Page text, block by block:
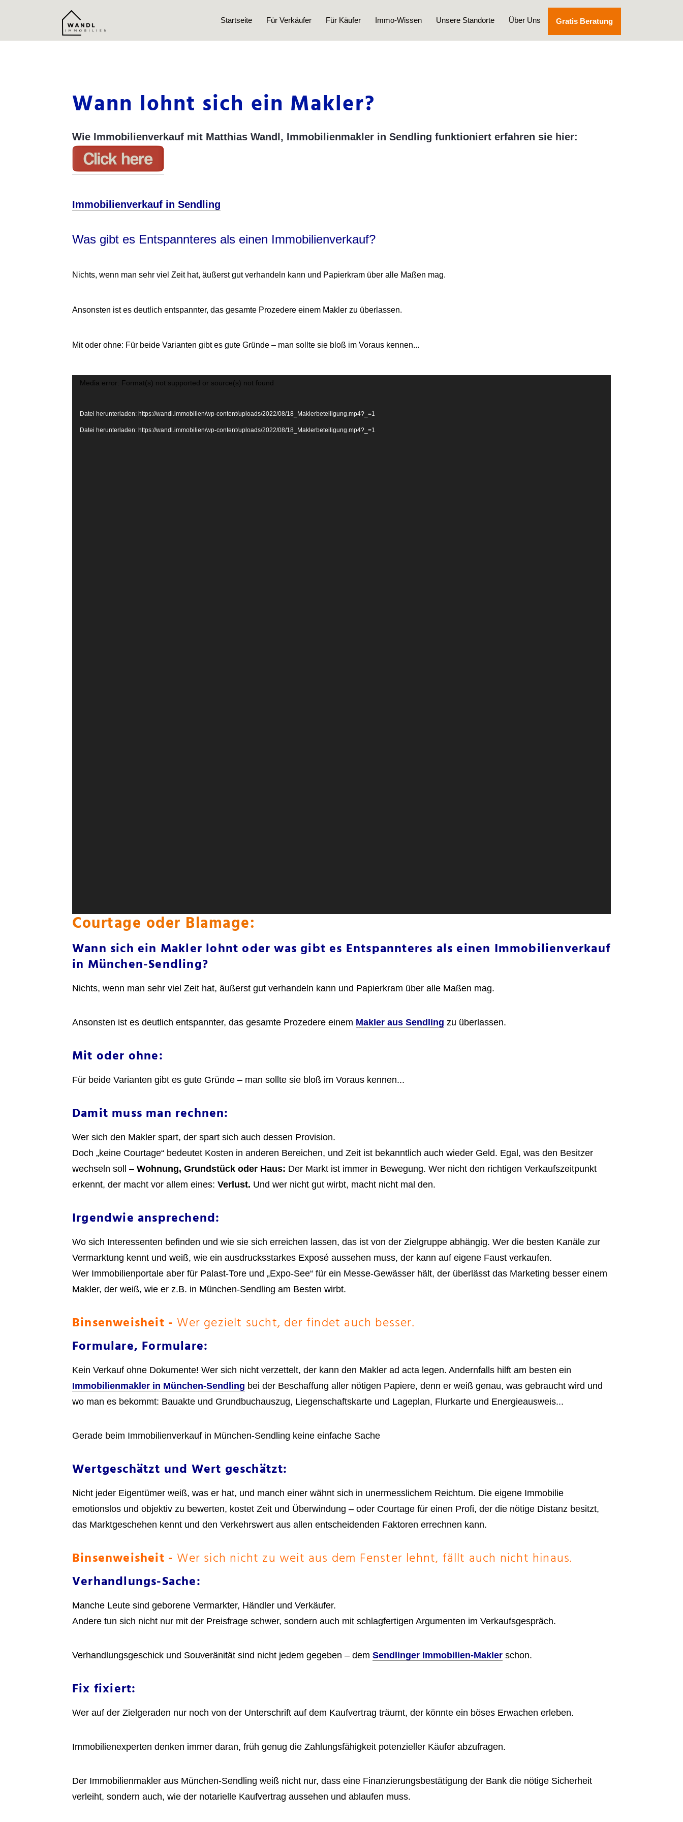
Startseite Für Verkäufer Für Käufer Immo-Wissen Unsere Standorte Über Uns Gratis Beratung
Wann lohnt sich ein Makler?
Wie Immobilienverkauf mit Matthias Wandl, Immobilienmakler in Sendling funktioniert erfahren sie hier:
Immobilienverkauf in Sendling
Was gibt es Entspannteres als einen Immobilienverkauf?
Nichts, wenn man sehr viel Zeit hat, äußerst gut verhandeln kann und Papierkram über alle Maßen mag.
Ansonsten ist es deutlich entspannter, das gesamte Prozedere einem Makler zu überlassen.
Mit oder ohne: Für beide Varianten gibt es gute Gründe – man sollte sie bloß im Voraus kennen...
Video-
Media error: Format(s) not supported or source(s) not found
Datei herunterladen: https://wandl.immobilien/wp-content/uploads/2022/08/18_Maklerbeteiligung.mp4?_=1
Datei herunterladen: https://wandl.immobilien/wp-content/uploads/2022/08/18_Maklerbeteiligung.mp4?_=1
Courtage oder Blamage:
Wann sich ein Makler lohnt oder was gibt es Entspannteres als einen Immobilienverkauf
in München-Sendling?
Nichts, wenn man sehr viel Zeit hat, äußerst gut verhandeln kann und Papierkram über alle Maßen mag.
Ansonsten ist es deutlich entspannter, das gesamte Prozedere einem Makler aus Sendling zu überlassen.
Mit oder ohne:
Für beide Varianten gibt es gute Gründe – man sollte sie bloß im Voraus kennen...
Damit muss man rechnen:
Wer sich den Makler spart, der spart sich auch dessen Provision.
Doch „keine Courtage“ bedeutet Kosten in anderen Bereichen, und Zeit ist bekanntlich auch wieder Geld. Egal, was den Besitzer
wechseln soll – Wohnung, Grundstück oder Haus: Der Markt ist immer in Bewegung. Wer nicht den richtigen Verkaufszeitpunkt
erkennt, der macht vor allem eines: Verlust. Und wer nicht gut wirbt, macht nicht mal den.
Irgendwie ansprechend:
Wo sich Interessenten befinden und wie sie sich erreichen lassen, das ist von der Zielgruppe abhängig. Wer die besten Kanäle zur
Vermarktung kennt und weiß, wie ein ausdrucksstarkes Exposé aussehen muss, der kann auf eigene Faust verkaufen.
Wer Immobilienportale aber für Palast-Tore und „Expo-See“ für ein Messe-Gewässer hält, der überlässt das Marketing besser einem
Makler, der weiß, wie er z.B. in München-Sendling am Besten wirbt.
Binsenweisheit - Wer gezielt sucht, der findet auch besser.
Formulare, Formulare:
Kein Verkauf ohne Dokumente! Wer sich nicht verzettelt, der kann den Makler ad acta legen. Andernfalls hilft am besten ein
Immobilienmakler in München-Sendling bei der Beschaffung aller nötigen Papiere, denn er weiß genau, was gebraucht wird und
wo man es bekommt: Bauakte und Grundbuchauszug, Liegenschaftskarte und Lageplan, Flurkarte und Energieausweis...
Gerade beim Immobilienverkauf in München-Sendling keine einfache Sache
Wertgeschätzt und Wert geschätzt:
Nicht jeder Eigentümer weiß, was er hat, und manch einer wähnt sich in unermesslichem Reichtum. Die eigene Immobilie
emotionslos und objektiv zu bewerten, kostet Zeit und Überwindung – oder Courtage für einen Profi, der die nötige Distanz besitzt,
das Marktgeschehen kennt und den Verkehrswert aus allen entscheidenden Faktoren errechnen kann.
Binsenweisheit - Wer sich nicht zu weit aus dem Fenster lehnt, fällt auch nicht hinaus.
Verhandlungs-Sache:
Manche Leute sind geborene Vermarkter, Händler und Verkäufer.
Andere tun sich nicht nur mit der Preisfrage schwer, sondern auch mit schlagfertigen Argumenten im Verkaufsgespräch.
Verhandlungsgeschick und Souveränität sind nicht jedem gegeben – dem Sendlinger Immobilien-Makler schon.
Fix fixiert:
Wer auf der Zielgeraden nur noch von der Unterschrift auf dem Kaufvertrag träumt, der könnte ein böses Erwachen erleben.
Immobilienexperten denken immer daran, früh genug die Zahlungsfähigkeit potenzieller Käufer abzufragen.
Der Immobilienmakler aus München-Sendling weiß nicht nur, dass eine Finanzierungsbestätigung der Bank die nötige Sicherheit
verleiht, sondern auch, wie der notarielle Kaufvertrag aussehen und ablaufen muss.